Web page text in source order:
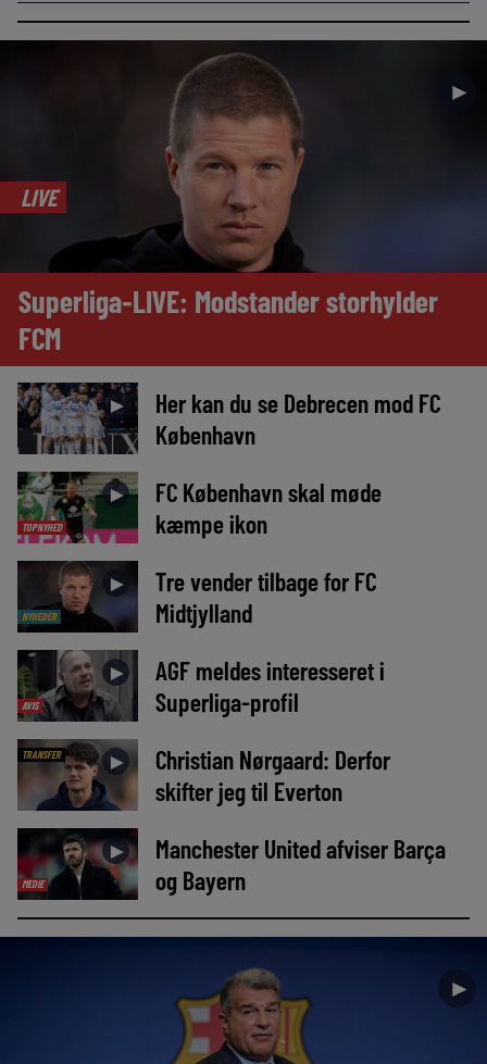
►
LIVE
Superliga-LIVE: Modstander storhylder
FCM
►
Her kan du se Debrecen mod FC
København
TOPNYHED
►
FC København skal møde
kæmpe ikon
NYHEDER
►
Tre vender tilbage for FC
Midtjylland
AVIS
►
AGF meldes interesseret i
Superliga-profil
TRANSFER ►
Christian Nørgaard: Derfor
skifter jeg til Everton
MEDIE
►
Manchester United afviser Barça
og Bayern
►